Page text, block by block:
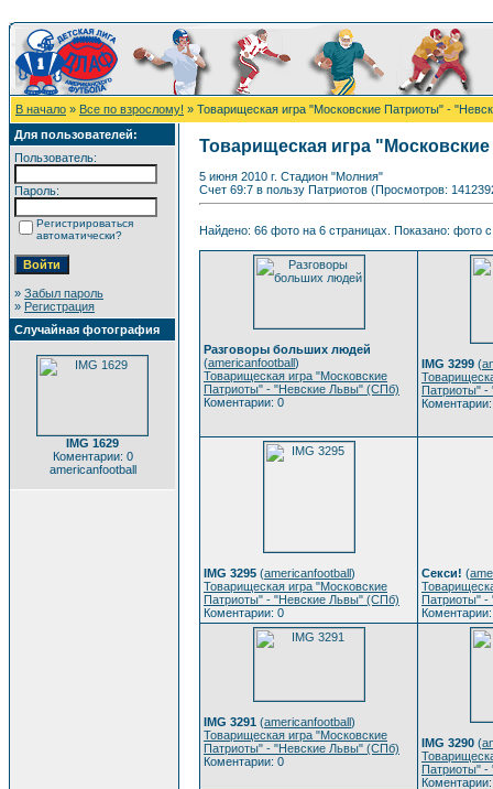
В начало » Все по взрослому! » Товарищеская игра "Московские Патриоты" -
Для пользователей:
Пользователь:
Пароль:
Регистрироваться
автоматически?
» Забыл пароль
» Регистрация
Случайная фотография
IMG 1629
Коментарии: 0
americanfootball
Товарищеская игра
5 июня 2010 г. Стадион "Молния"
Счет 69:7 в пользу Патриотов (Просмотров:
Найдено: 66 фото на 6 страницах. Показано: фото
Разговоры больших людей
(americanfootball)
Товарищеская игра "Московские
Патриоты" - "Невские Львы" (СПб)
Коментарии: 0
IMG 3299 (
Патриоты"
IMG 3295 (americanfootball)
Товарищеская игра "Московские
Патриоты" - "Невские Львы" (СПб)
Коментарии: 0
Секси! (
Патриоты"
IMG 3291 (americanfootball)
Товарищеская игра "Московские
Патриоты" - "Невские Львы" (СПб)
Коментарии: 0
IMG 3290 (
Патриоты"